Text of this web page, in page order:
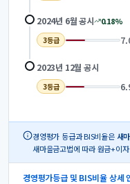
2024년 6월공시 0.18%
3등급
2023년 12월 공시
3등급
경영평가 등급과 BIS비율은 새
새마을금고법에 따라 원금+이
경영평가등급 및 BIS비율 상세